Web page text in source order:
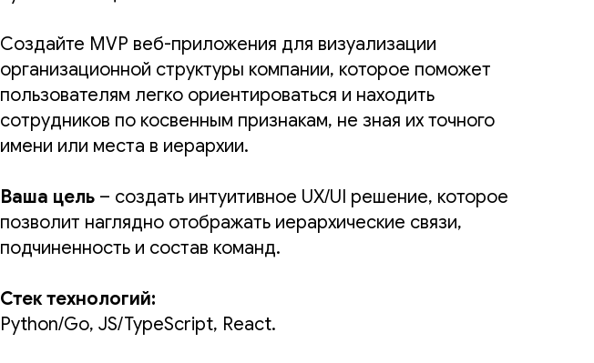
Создайте MVP веб-приложения для визуализации
организационной структуры компании, которое поможет
пользователям легко ориентироваться и находить
сотрудников по косвенным признакам, не зная их точного
имени или места в иерархии.
Ваша цель – создать интуитивное UX/UI решение, которое
позволит наглядно отображать иерархические связи,
подчиненность и состав команд.
Стек технологий:
Python/Go, JS/TypeScript, React.